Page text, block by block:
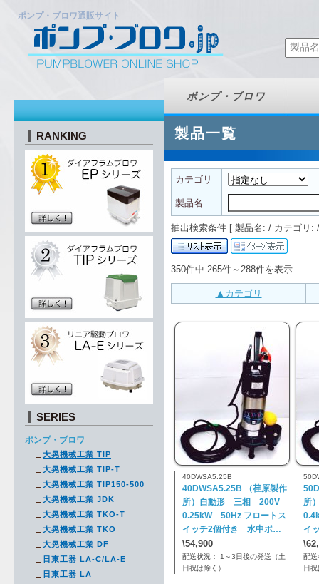
ポンプ・ブロワ通販サイト
ポンプ・ブロワ
製品一覧
カテゴリ
製品名
抽出検索条件 [ 製品名: / カテゴリ:
350件中 265件～288件を表示
▲カテゴリ
40DWSA5.25B
40DWSA5.25B （荏原製作
所）自動形 三相 200V
0.25kW 50Hz フロートス
イッチ2個付き 水中ポ…
\54,900
配送状況： 1～3日後の発送（土
日祝は除く）
所
イ
配送
日
RANKING
SERIES
ポンプ・ブロワ
大晃機械工業 TIP
大晃機械工業 TIP-T
大晃機械工業 TIP150-500
大晃機械工業 JDK
大晃機械工業 TKO-T
大晃機械工業 TKO
大晃機械工業 DF
日東工器 LA-C/LA-E
日東工器 LA